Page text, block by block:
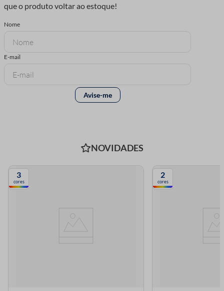
NOVIDADES
3
cores
2
cores